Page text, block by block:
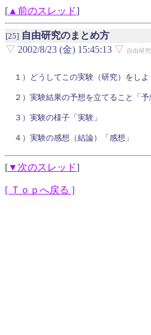
[ ▲前のスレッド]
[25] 自由研究のまとめ方
▽ 2002/8/23 (金) 15:45:13 ▽ 自由研
１）どうしてこの実験（研究）をしよ
２）実験結果の予想を立てること「予
３）実験の様子「実験」
[▼次のスレッド]
[ Ｔｏｐへ戻る ]